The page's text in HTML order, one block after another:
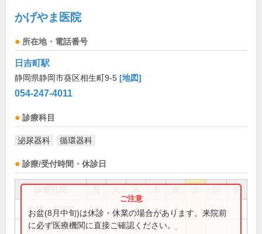
かげやま医院
所在地・電話番号
日吉町駅
静岡県静岡市葵区相生町9-5 [地図]
054-247-4011
診療科目
泌尿器科 循環器科
診療/受付時間・休診日
祝
8:30～12:30 ● ● ● ● ●
13:30～15:00 ● ● ● ●
お盆(8月中旬)は休診・休業の場合があります。来院前
に必ず医療機関に直接ご確認ください。